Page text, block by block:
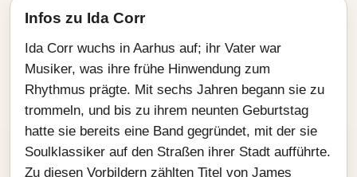
Infos zu Ida Corr
Ida Corr wuchs in Aarhus auf; ihr Vater war
Musiker, was ihre frühe Hinwendung zum
Rhythmus prägte. Mit sechs Jahren begann sie zu
trommeln, und bis zu ihrem neunten Geburtstag
hatte sie bereits eine Band gegründet, mit der sie
Soulklassiker auf den Straßen ihrer Stadt aufführte.
Zu diesen Vorbildern zählten Titel von James